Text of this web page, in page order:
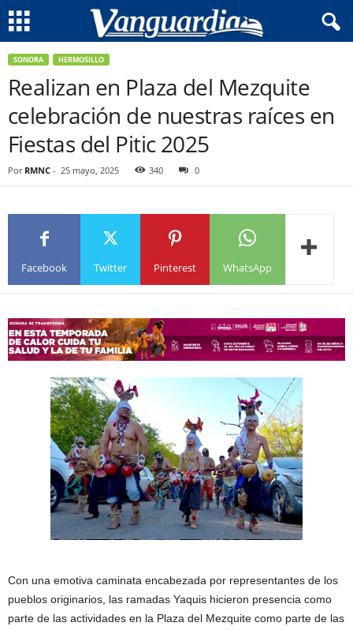
SONORA HERMOSILLO
Realizan en Plaza del Mezquite
celebración de nuestras raíces en
Fiestas del Pitic 2025
Por RMNC - 25 mayo, 2025 340 0
Facebook Twitter Pinterest WhatsApp
Con una emotiva caminata encabezada por representantes de los
pueblos originarios, las ramadas Yaquis hicieron presencia como
parte de las actividades en la Plaza del Mezquite como parte de las